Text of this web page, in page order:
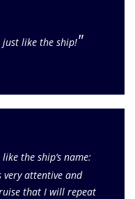
just like the ship!"
the ship’s name:
very attentive and
that I will repeat